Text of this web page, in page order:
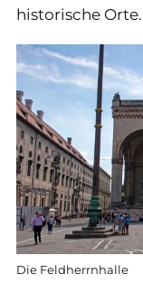
historische Orte.
Die Feldherrnhalle